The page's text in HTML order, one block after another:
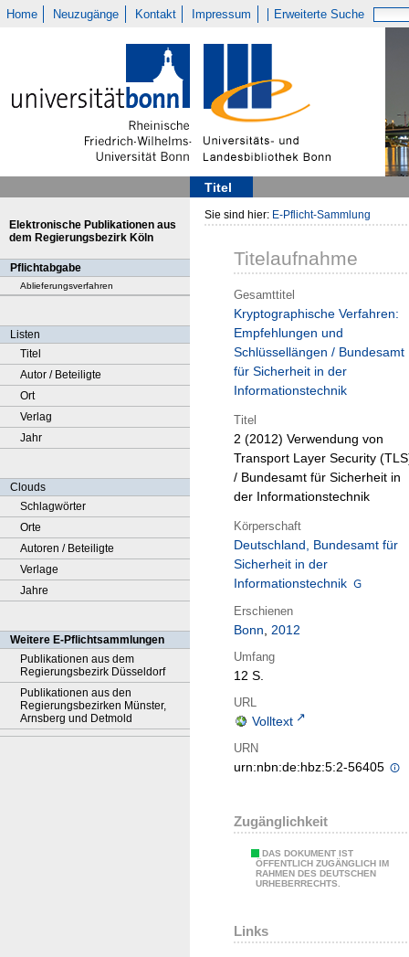
Home Neuzugänge Kontakt Impressum Erweiterte Suche
Titel
Elektronische Publikationen aus
dem Regierungsbezirk Köln
Pflichtabgabe
Ablieferungsverfahren
Listen
Titel
Autor / Beteiligte
Ort
Verlag
Jahr
Clouds
Schlagwörter
Orte
Autoren / Beteiligte
Verlage
Jahre
Weitere E-Pflichtsammlungen
Publikationen aus dem
Regierungsbezirk Düsseldorf
Publikationen aus den
Regierungsbezirken Münster,
Arnsberg und Detmold
Sie sind hier: E-Pflicht-Sammlung
Titelaufnahme
Gesamttitel
Kryptographische Verfahren:
Empfehlungen und
Schlüssellängen / Bundesamt
für Sicherheit in der
Informationstechnik
Titel
2 (2012) Verwendung von
Transport Layer Security
/ Bundesamt für Sicherheit in
der Informationstechnik
Körperschaft
Deutschland, Bundesamt für
Sicherheit in der
Informationstechnik
Erschienen
Bonn, 2012
Umfang
12 S.
URL
Volltext
URN
urn:nbn:de:hbz:5:2-56405
Zugänglichkeit
DAS DOKUMENT IST
ÖFFENTLICH ZUGÄNGLICH IM
RAHMEN DES DEUTSCHEN
URHEBERRECHTS.
Links